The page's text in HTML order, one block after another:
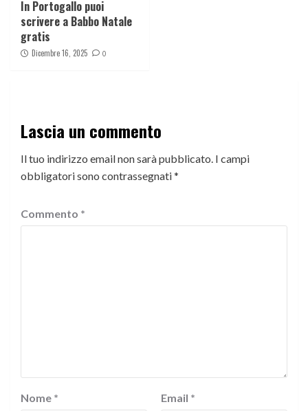
In Portogallo puoi
scrivere a Babbo Natale
gratis
Dicembre 16, 2025 0
Lascia un commento
Il tuo indirizzo email non sarà pubblicato. I campi
obbligatori sono contrassegnati*
Commento *
Nome * Email *